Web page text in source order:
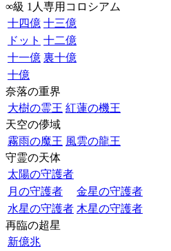
∞級 1人専用コロシアム
十四億 十三億
ドット 十二億
十一億 裏十億
十億
奈落の重界
大樹の霊王 紅蓮の機王
天空の儚域
霧雨の魔王 風雲の龍王
守霊の天体
太陽の守護者
月の守護者
金星の守護者
水星の守護者 木星の守護者
再臨の超星
新億兆